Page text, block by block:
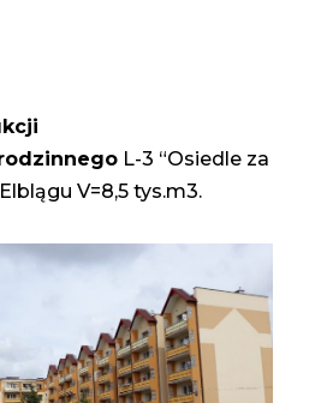
L-3 “Osiedle za
V=8,5 tys.m3.